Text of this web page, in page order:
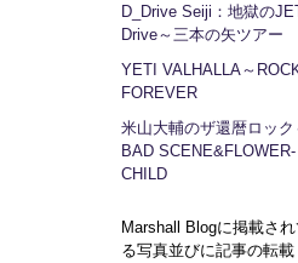
D_Drive Seiji：地獄の
Drive～三本の矢ツアー
YETI VALHALLA～
FOREVER
米山大輔のザ還暦ロック
BAD SCENE&FLOWER-
CHILD
Marshall Blogに掲載さ
る写真並びに記事の転載